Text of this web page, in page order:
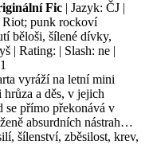
Fic | Jazyk: ČJ |
Riot; punk rockoví
běloši, šílené dívky,
| Rating: | Slash: ne |
vyráží na letní mini
a děs, v jejich
se přímo překonává v
absurdních nástrah…
šílenství, zběsilost, krev,